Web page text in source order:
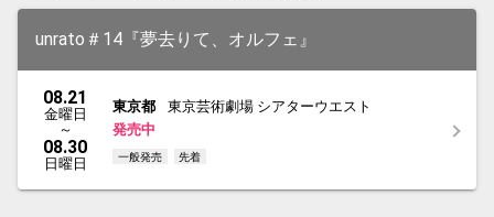
unrato＃14『夢去りて、オルフェ』
08.21
金曜日
～
08.30
日曜日
東京都
東京芸術劇場 シアターウエスト
発売中
一般発売 先着